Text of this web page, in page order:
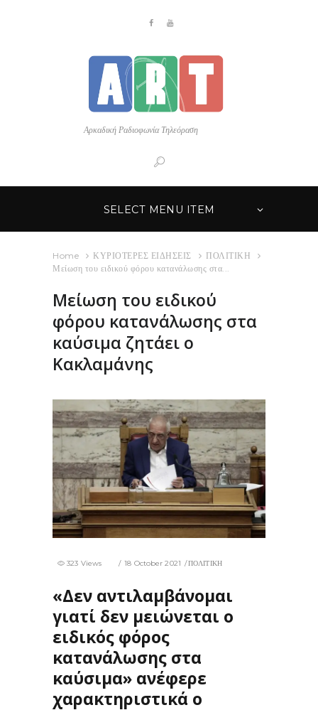
Αρκαδική Ραδιοφωνία Τηλεόραση
SELECT MENU ITEM
Home ΚΥΡΙΟΤΕΡΕΣ ΕΙΔΗΣΕΙΣ
ΠΟΛΙΤΙΚΗ
Μείωση του ειδικού φόρου κατανάλωσης στα...
Μείωση του ειδικού
φόρου κατανάλωσης στα
καύσιμα ζητάει ο
Κακλαμάνης
18 October 2021 ΠΟΛΙΤΙΚΗ
323 Views
«Δεν αντιλαμβάνομαι
γιατί δεν μειώνεται ο
ειδικός φόρος
κατανάλωσης στα
καύσιμα» ανέφερε
χαρακτηριστικά ο